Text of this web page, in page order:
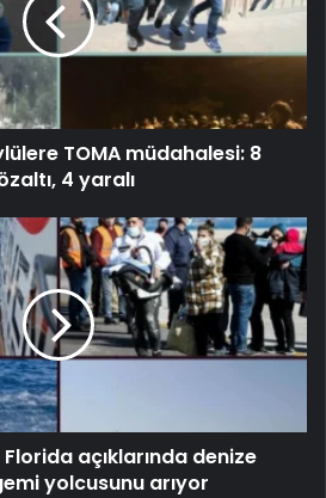
TOMA müdahalesi: 8
4 yaralı
açıklarında denize
yolcusunu arıyor